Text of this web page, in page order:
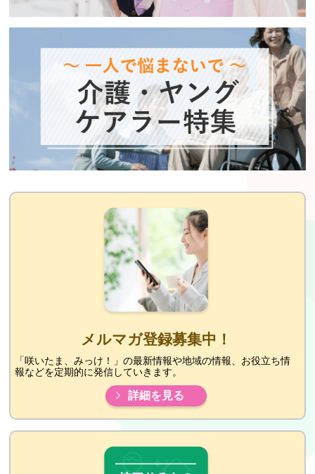
メルマガ登録募集中！
「咲いたま、みっけ！」の最新情報や地域の情報、お役立ち情
報などを定期的に発信していきます。
詳細を見る